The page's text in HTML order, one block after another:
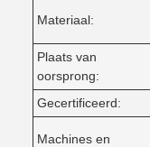
Materiaal:
Plaats van
oorsprong:
Gecertificeerd:
Machines en